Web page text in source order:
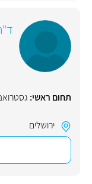
תחום ראשי:
ירושלים